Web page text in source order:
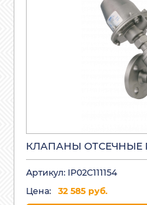
КЛАПАНЫ ОТСЕЧНЫЕ
Артикул: IP02C111154
Цена:
32 585 руб.